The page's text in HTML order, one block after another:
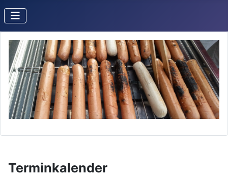
Terminkalender